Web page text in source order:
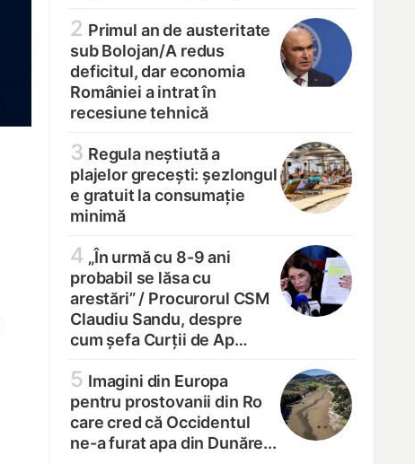
2 Primul an de austeritate
sub Bolojan/A redus
deficitul, dar economia
României a intrat în
recesiune tehnică
3 Regula neștiută a
plajelor grecești: șezlongul
e gratuit la consumație
minimă
4 „În urmă cu 8-9 ani
probabil se lăsa cu
arestări” / Procurorul CSM
Claudiu Sandu, despre
cum șefa Curții de Ap…
5 Imagini din Europa
pentru prostovanii din Ro
care cred că Occidentul
ne-a furat apa din Dunăre...